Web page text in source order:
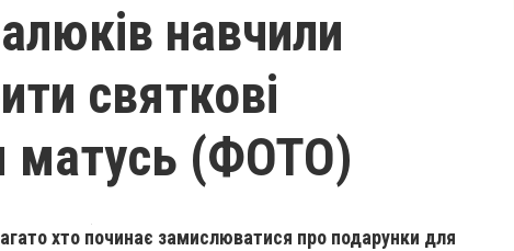
навчили
святкові
матусь (ФОТО)
хто починає замислюватися про подарунки для